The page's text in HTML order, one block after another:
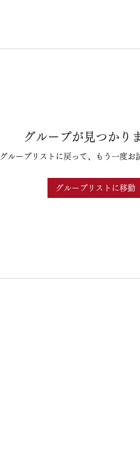
グループが見つかり
グループリストに戻って、もう一度お
グループリストに移動